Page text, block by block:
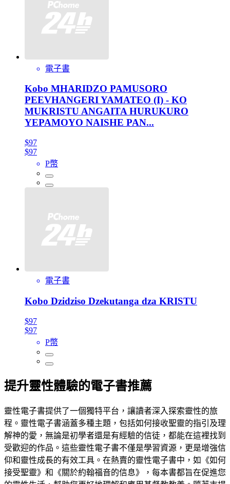
電子書
Kobo MHARIDZO PAMUSORO
PEEVHANGERI YAMATEO (I) - KO
MUKRISTU ANGAITA HURUKURO
YEPAMOYO NAISHE PAN...
$97
$97
P幣
電子書
Kobo Dzidziso Dzekutanga dza KRISTU
$97
$97
P幣
提升靈性體驗的電子書推薦
靈性電子書提供了一個獨特平台，讓讀者深入探索靈性的旅
程。靈性電子書涵蓋多種主題，包括如何接收聖靈的指引及理
解神的愛，無論是初學者還是有經驗的信徒，都能在這裡找到
受歡迎的作品。這些靈性電子書不僅是學習資源，更是增強信
仰和靈性成長的有效工具。在熱賣的靈性電子書中，如《如何
接受聖靈》和《關於約翰福音的信息》，每本書都旨在促進您